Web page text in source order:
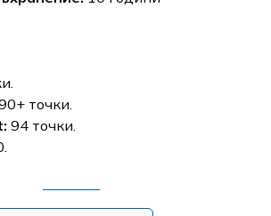
точки.
94 точки.